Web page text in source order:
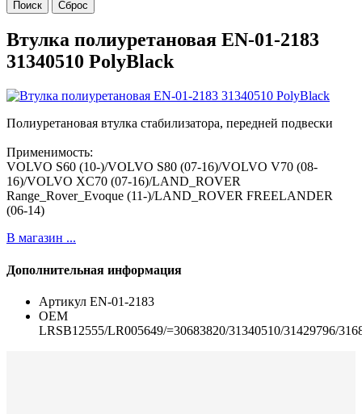
Втулка полиуретановая EN-01-2183
31340510 PolyBlack
Полиуретановая втулка стабилизатора, передней подвески
Применимость:
VOLVO S60 (10-)/VOLVO S80 (07-16)/VOLVO V70 (08-
16)/VOLVO XC70 (07-16)/LAND_ROVER
Range_Rover_Evoque (11-)/LAND_ROVER FREELANDER
(06-14)
В магазин ...
Дополнительная информация
Артикул EN-01-2183
ОЕМ
LRSB12555/LR005649/=30683820/31340510/31429796/